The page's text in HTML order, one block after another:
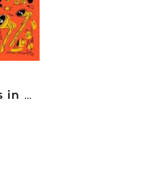
All the Cameras in My Room